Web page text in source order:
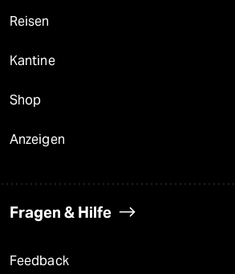
Reisen
Kantine
Shop
Anzeigen
Fragen & Hilfe
Feedback